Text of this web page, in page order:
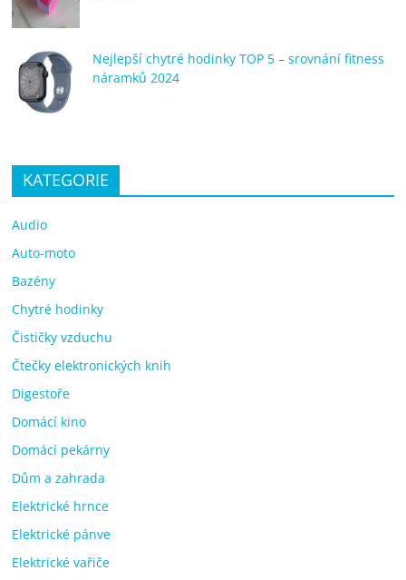
Nejlepší chytré hodinky TOP 5 – srovnání fitness
náramků 2024
KATEGORIE
Audio
Auto-moto
Bazény
Chytré hodinky
Čističky vzduchu
Čtečky elektronických knih
Digestoře
Domácí kino
Domácí pekárny
Dům a zahrada
Elektrické hrnce
Elektrické pánve
Elektrické vařiče